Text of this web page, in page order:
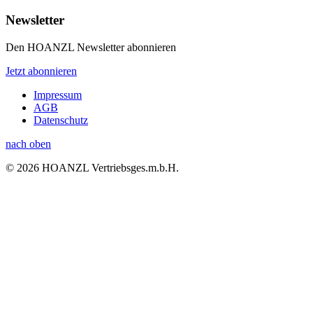
Newsletter
Den HOANZL Newsletter abonnieren
Jetzt abonnieren
Impressum
AGB
Datenschutz
nach oben
© 2026 HOANZL Vertriebsges.m.b.H.